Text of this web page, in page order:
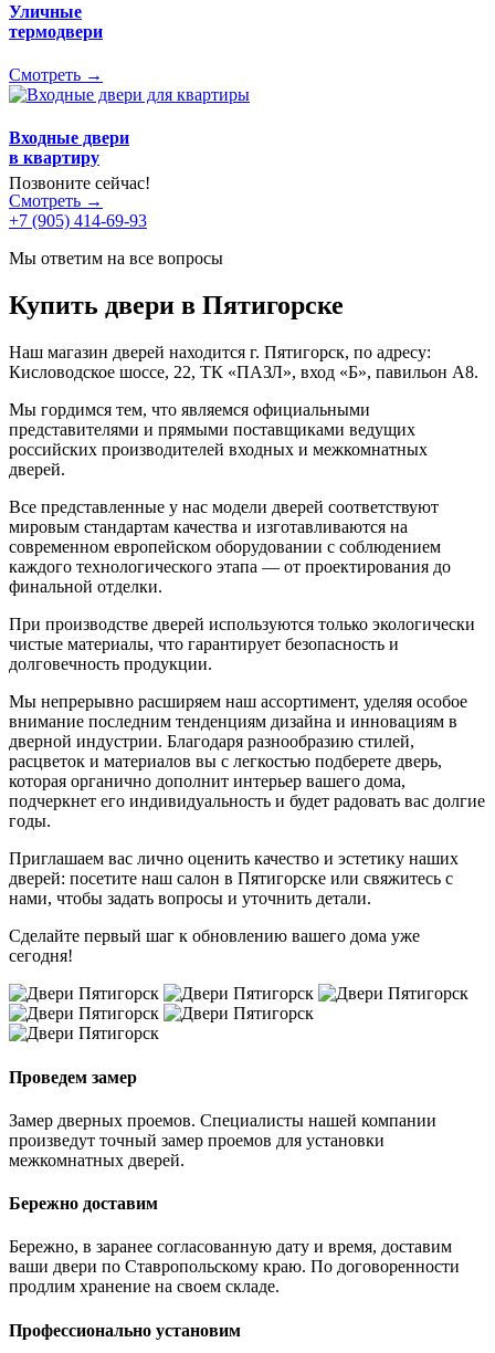
Уличные
термодвери
Смотреть →
Входные двери
в квартиру
Смотреть →
Позвоните сейчас!
+7 (905) 414-69-93
Мы ответим на все вопросы
Купить двери в Пятигорске
Наш магазин дверей находится г. Пятигорск, по адресу:
Кисловодское шоссе, 22, ТК «ПАЗЛ», вход «Б», павильон А8.
Мы гордимся тем, что являемся официальными
представителями и прямыми поставщиками ведущих
российских производителей входных и межкомнатных
дверей.
Все представленные у нас модели дверей соответствуют
мировым стандартам качества и изготавливаются на
современном европейском оборудовании с соблюдением
каждого технологического этапа — от проектирования до
финальной отделки.
При производстве дверей используются только экологически
чистые материалы, что гарантирует безопасность и
долговечность продукции.
Мы непрерывно расширяем наш ассортимент, уделяя особое
внимание последним тенденциям дизайна и инновациям в
дверной индустрии. Благодаря разнообразию стилей,
расцветок и материалов вы с легкостью подберете дверь,
которая органично дополнит интерьер вашего дома,
подчеркнет его индивидуальность и будет радовать вас долгие
годы.
Приглашаем вас лично оценить качество и эстетику наших
дверей: посетите наш салон в Пятигорске или свяжитесь с
нами, чтобы задать вопросы и уточнить детали.
Сделайте первый шаг к обновлению вашего дома уже
сегодня!
Проведем замер
Замер дверных проемов. Специалисты нашей компании
произведут точный замер проемов для установки
межкомнатных дверей.
Бережно доставим
Бережно, в заранее согласованную дату и время, доставим
ваши двери по Ставропольскому краю. По договоренности
продлим хранение на своем складе.
Профессионально установим